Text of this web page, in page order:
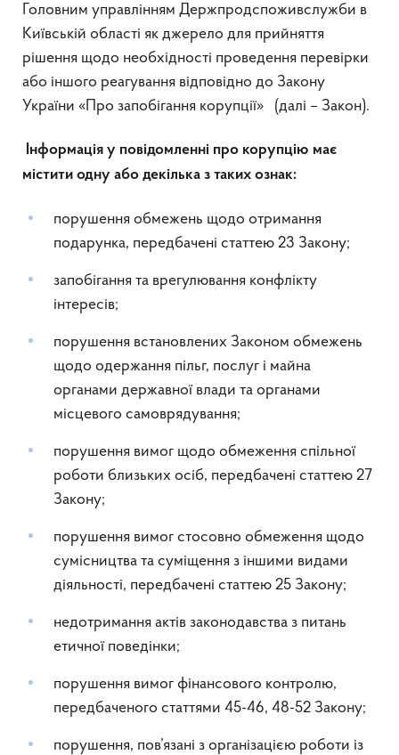
Головним управлінням Держпродспоживслужби в
Київській області як джерело для прийняття
рішення щодо необхідності проведення перевірки
або іншого реагування відповідно до Закону
України «Про запобігання корупції» (далі – Закон).
Інформація у повідомленні про корупцію має
містити одну або декілька з таких ознак:
порушення обмежень щодо отримання
подарунка, передбачені статтею 23 Закону;
запобігання та врегулювання конфлікту
інтересів;
порушення встановлених Законом обмежень
щодо одержання пільг, послуг і майна
органами державної влади та органами
місцевого самоврядування;
порушення вимог щодо обмеження спільної
роботи близьких осіб, передбачені статтею 27
Закону;
порушення вимог стосовно обмеження щодо
сумісництва та суміщення з іншими видами
діяльності, передбачені статтею 25 Закону;
недотримання актів законодавства з питань
етичної поведінки;
порушення вимог фінансового контролю,
передбаченого статтями 45-46, 48-52 Закону;
порушення, пов’язані з організацією роботи із